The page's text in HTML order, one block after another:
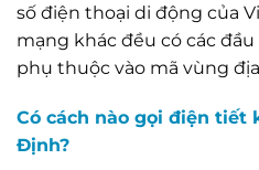
số điện thoại di động của
mạng khác đều có các
phụ thuộc vào mã vùng
Có cách nào gọi điện tiết
Định?